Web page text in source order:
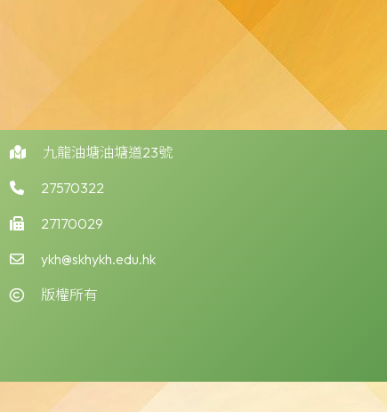
九龍油塘油塘道23號
27570322
27170029
ykh@skhykh.edu.hk
版權所有